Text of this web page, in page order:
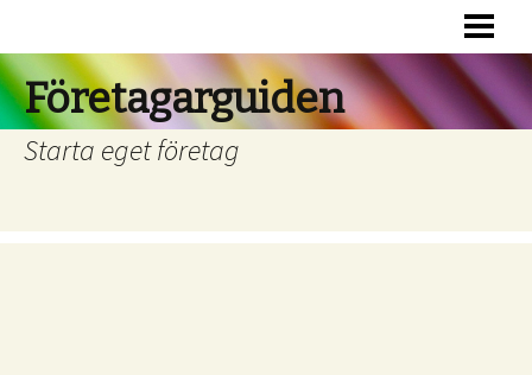
RÄTTSFORMER
FINANSIERING
Företagarguiden
Starta eget företag